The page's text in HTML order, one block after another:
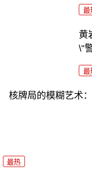
最
黄
\"
最
核牌局的模糊艺术
最热